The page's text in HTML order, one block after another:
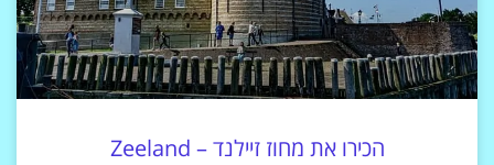
הכירו את מחוז זיילנד – Zeeland